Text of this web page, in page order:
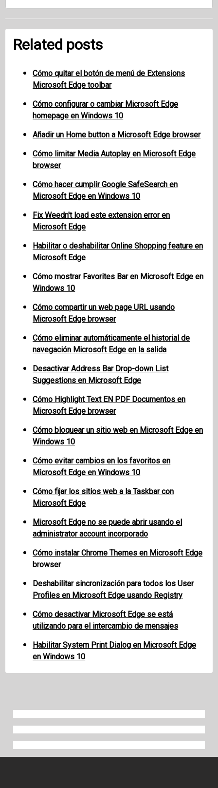
Related posts
Cómo quitar el botón de menú de Extensions
Microsoft Edge toolbar
Cómo configurar o cambiar Microsoft Edge
homepage en Windows 10
Añadir un Home button a Microsoft Edge browser
Cómo limitar Media Autoplay en Microsoft Edge
browser
Cómo hacer cumplir Google SafeSearch en
Microsoft Edge en Windows 10
Fix Weedn't load este extension error en
Microsoft Edge
Habilitar o deshabilitar Online Shopping feature en
Microsoft Edge
Cómo mostrar Favorites Bar en Microsoft Edge en
Windows 10
Cómo compartir un web page URL usando
Microsoft Edge browser
Cómo eliminar automáticamente el historial de
navegación Microsoft Edge en la salida
Desactivar Address Bar Drop-down List
Suggestions en Microsoft Edge
Cómo Highlight Text EN PDF Documentos en
Microsoft Edge browser
Cómo bloquear un sitio web en Microsoft Edge en
Windows 10
Cómo evitar cambios en los favoritos en
Microsoft Edge en Windows 10
Cómo fijar los sitios web a la Taskbar con
Microsoft Edge
Microsoft Edge no se puede abrir usando el
administrator account incorporado
Cómo instalar Chrome Themes en Microsoft Edge
browser
Deshabilitar sincronización para todos los User
Profiles en Microsoft Edge usando Registry
Cómo desactivar Microsoft Edge se está
utilizando para el intercambio de mensajes
Habilitar System Print Dialog en Microsoft Edge
en Windows 10